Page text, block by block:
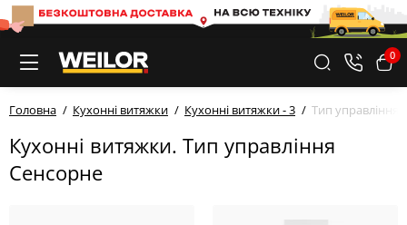
0
Головна Кухонні витяжки Кухонні витяжки - 3 Тип управління
Кухонні витяжки. Тип управління
Сенсорне